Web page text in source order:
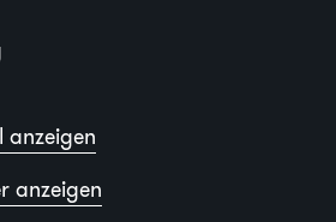
anzeigen
anzeigen